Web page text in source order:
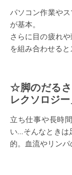
パソコン作業や
が基本。
さらに目の疲れ
を組み合わせると
☆脚のだる
レクソロジー
立ち仕事や長時
い…そんなときは
的。血流やリンパ